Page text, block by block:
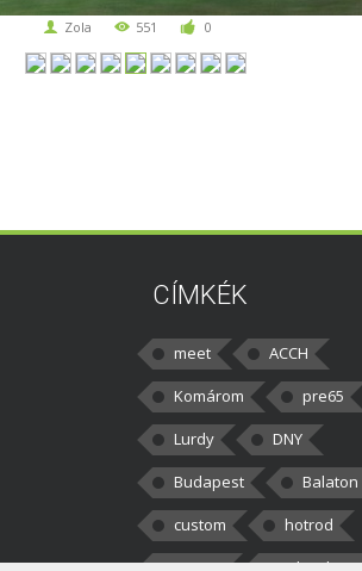
Zola 551 0
CÍMKÉK
meet
ACCH
Komárom
pre65
Lurdy
DNY
Budapest
Balaton
custom
hotrod